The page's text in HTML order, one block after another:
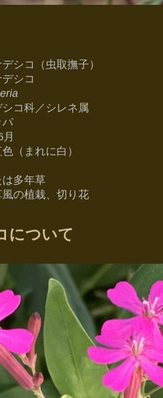
シコ（虫取撫子）
デシコ
シコ科／シレネ属
パ
月
（まれに白）
多年草
風の植栽、切り花
について